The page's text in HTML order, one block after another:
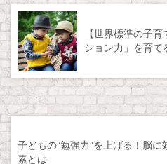
【世界標準の子
ション力」を育て
子どもの”勉強力”を上げる！脳に
素とは